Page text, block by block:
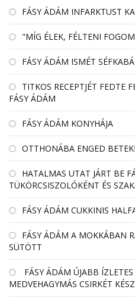
FÁSY ÁDÁM INFARKTUST
"MÍG ÉLEK, FÉLTENI
FÁSY ÁDÁM ISMÉT
TITKOS RECEPTJÉT FEDTE
FÁSY ÁDÁM
FÁSY ÁDÁM KONYHÁJA
OTTHONÁBA ENGED
HATALMAS UTAT JÁRT BE
TÜKÖRCSISZOLÓKÉNT ÉS
FÁSY ÁDÁM CUKKINIS
FÁSY ÁDÁM A MOKKÁBAN
SÜTÖTT
FÁSY ÁDÁM ÚJABB
MEDVEHAGYMÁS CSIRKÉT